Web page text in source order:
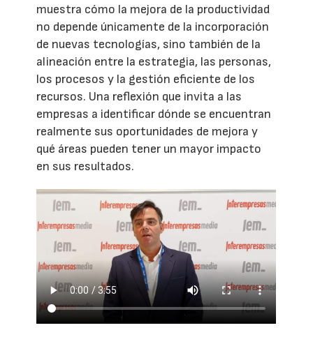
muestra cómo la mejora de la productividad
no depende únicamente de la incorporación
de nuevas tecnologías, sino también de la
alineación entre la estrategia, las personas,
los procesos y la gestión eficiente de los
recursos. Una reflexión que invita a las
empresas a identificar dónde se encuentran
realmente sus oportunidades de mejora y
qué áreas pueden tener un mayor impacto
en sus resultados.